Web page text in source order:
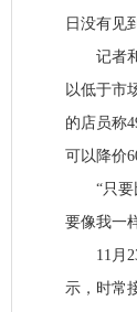
日没有见
记者和
以低于市
的店员称
可以降价
“只要比
要像我一
11月23
示，时常